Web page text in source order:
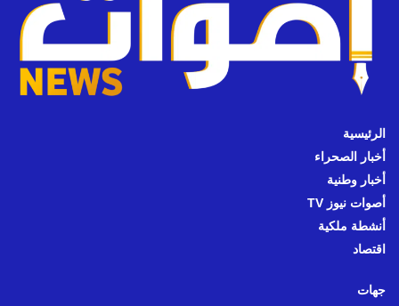
الرئيسية
أخبار الصحراء
أخبار وطنية
أصوات نيوز TV
أنشطة ملكية
اقتصاد
جهات